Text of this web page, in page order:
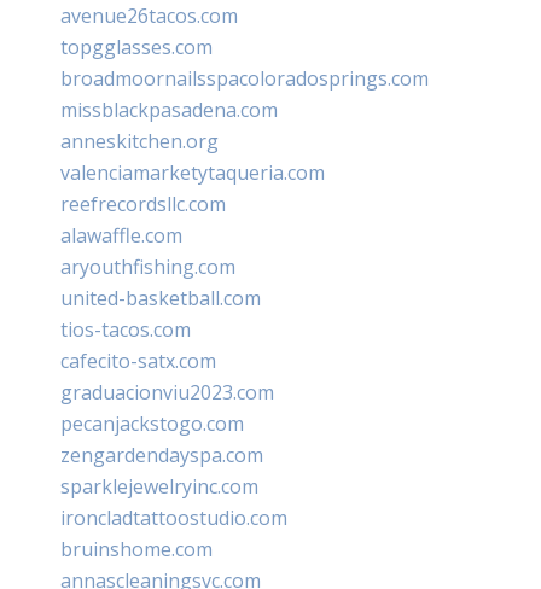
avenue26tacos.com
topgglasses.com
broadmoornailsspacoloradosprings.com
missblackpasadena.com
anneskitchen.org
valenciamarketytaqueria.com
reefrecordsllc.com
alawaffle.com
aryouthfishing.com
united-basketball.com
tios-tacos.com
cafecito-satx.com
graduacionviu2023.com
pecanjackstogo.com
zengardendayspa.com
sparklejewelryinc.com
ironcladtattoostudio.com
bruinshome.com
annascleaningsvc.com